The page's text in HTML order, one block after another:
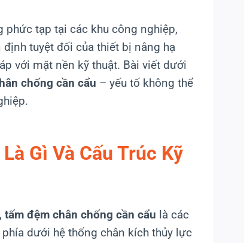
phức tạp tại các khu công nghiệp,
định tuyệt đối của thiết bị nâng hạ
với mặt nền kỹ thuật. Bài viết dưới
chống cần cẩu – yếu tố không thể
Gì Và Cấu Trúc Kỹ
tấm đệm chân chống cần cẩu là các
dưới hệ thống chân kích thủy lực